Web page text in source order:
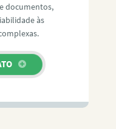
documentos,
às